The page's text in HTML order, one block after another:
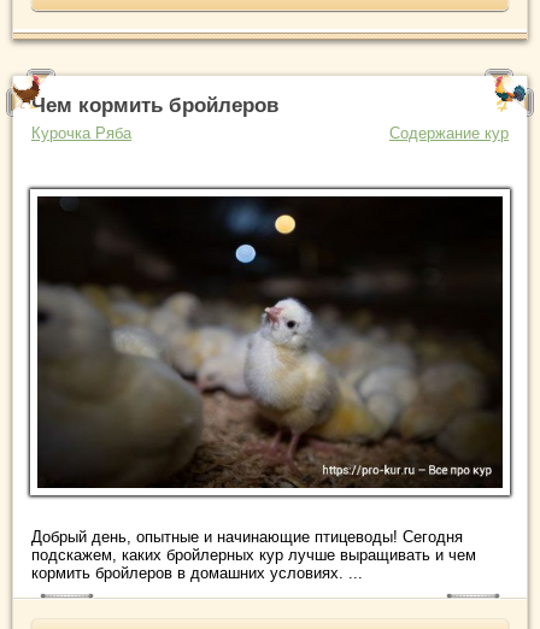
Чем кормить бройлеров
Курочка Ряба Содержание кур
Добрый день, опытные и начинающие птицеводы! Сегодня
подскажем, каких бройлерных кур лучше выращивать и чем
кормить бройлеров в домашних условиях. ...